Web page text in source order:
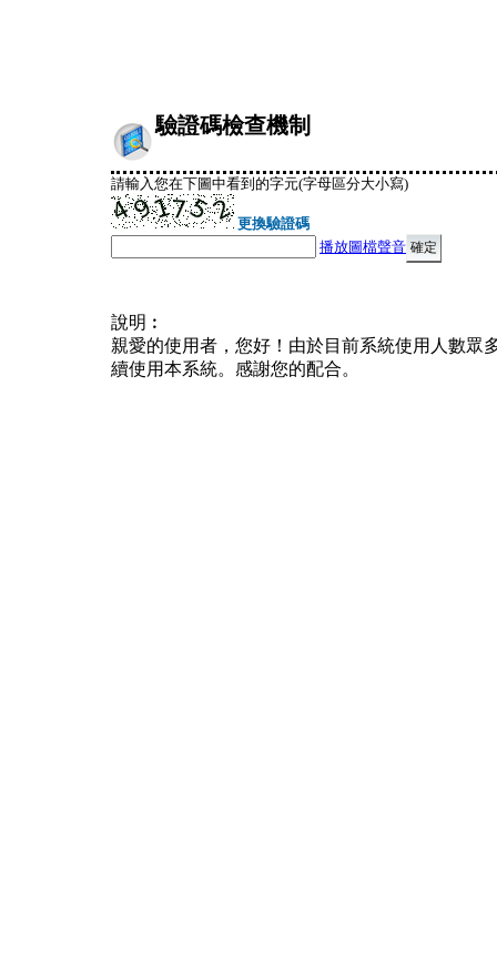
驗證碼檢查機制
請輸入您在下圖中看到的字元(字母區分大小寫)
更換驗證碼
播放圖檔聲音
說明︰
親愛的使用者，您好！由於目前系統使用人數眾
續使用本系統。感謝您的配合。